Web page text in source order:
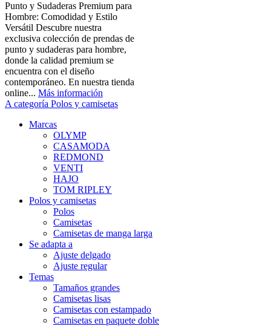
Punto y Sudaderas Premium para
Hombre: Comodidad y Estilo
Versátil Descubre nuestra
exclusiva colección de prendas de
punto y sudaderas para hombre,
donde la calidad premium se
encuentra con el diseño
contemporáneo. En nuestra tienda
online... Más información
A categoría Polos y camisetas
Marcas
OLYMP
CASAMODA
REDMOND
VENTI
HAJO
TOM RIPLEY
Polos y camisetas
Polos
Camisetas
Camisetas de manga larga
Se adapta a
Ajuste delgado
Ajuste regular
Temas
Tamaños grandes
Camisetas lisas
Camisetas con estampado
Camisetas en paquete doble